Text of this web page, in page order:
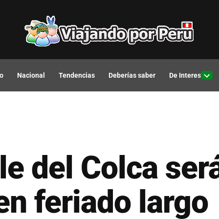
Nacional Tendencias Deberías saber De Interes
del Colca
feriado largo